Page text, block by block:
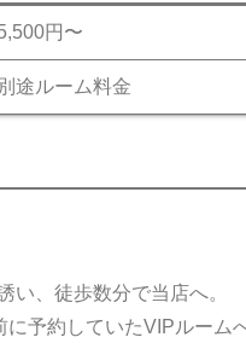
円〜
別途ルーム料金
、徒歩数分で当店へ。
予約していたVIPルーム